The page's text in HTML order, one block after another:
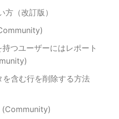
（改訂版）
つユーザーにはレポート
含む行を削除する方法
(Community)